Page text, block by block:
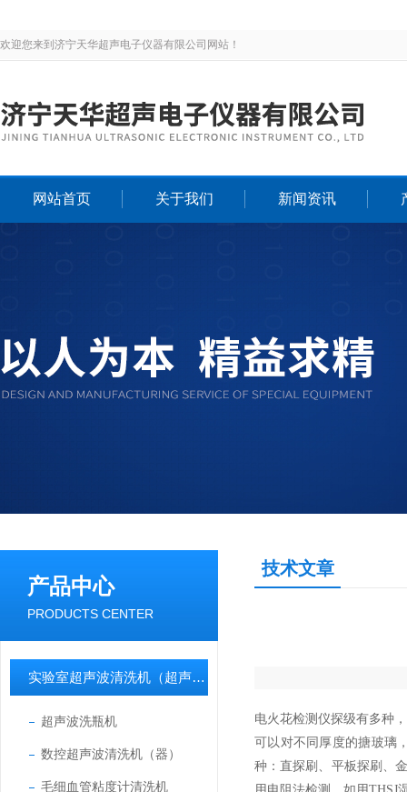
欢迎您来到济宁天华超声电子仪器有限公司网站！
网站首页 关于我们 新闻资讯
产品中心
PRODUCTS CENTER
实验室超声波清洗机（超声波清洗器）
超声波洗瓶机
数控超声波清洗机（器）
毛细血管粘度计清洗机
技术文章
电火花检测仪探级有多种
可以对不同厚度的搪玻璃
种：直探刷、平板探刷、